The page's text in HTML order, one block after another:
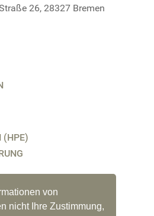
von
nicht Ihre Zustimmung,
26, 28327 Bremen